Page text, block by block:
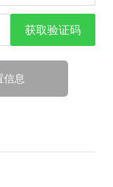
获取验证码